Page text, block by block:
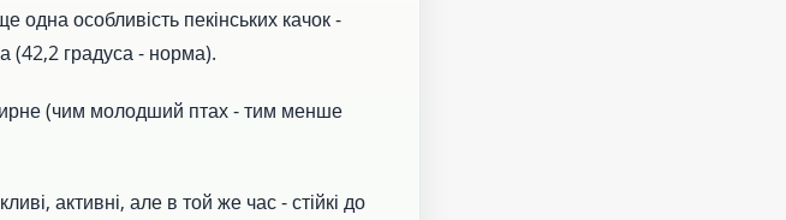
особливість пекінських качок -
(42,2 градуса - норма).
(чим молодший птах - тим менше
активні, але в той же час - стійкі до